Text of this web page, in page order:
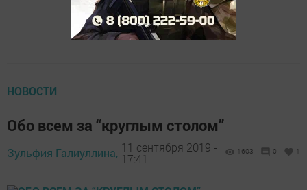
НОВОСТИ
Обо всем за “круглым столом”
Зульфия Галиуллина, 11 сентября 2019 -
17:41
1603 0 1